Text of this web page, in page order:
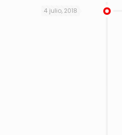
4 julio, 2018